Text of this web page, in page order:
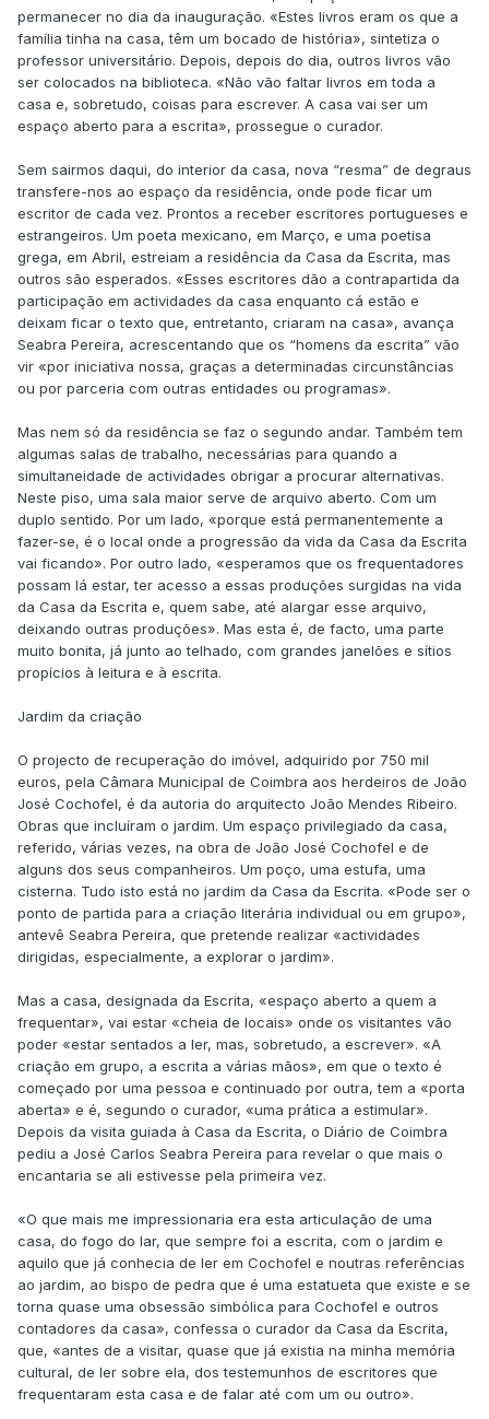
permanecer no dia da inauguração. «Estes livros eram os que a
família tinha na casa, têm um bocado de história», sintetiza o
professor universitário. Depois, depois do dia, outros livros vão
ser colocados na biblioteca. «Não vão faltar livros em toda a
casa e, sobretudo, coisas para escrever. A casa vai ser um
espaço aberto para a escrita», prossegue o curador.
Sem sairmos daqui, do interior da casa, nova “resma” de degraus
transfere-nos ao espaço da residência, onde pode ficar um
escritor de cada vez. Prontos a receber escritores portugueses e
estrangeiros. Um poeta mexicano, em Março, e uma poetisa
grega, em Abril, estreiam a residência da Casa da Escrita, mas
outros são esperados. «Esses escritores dão a contrapartida da
participação em actividades da casa enquanto cá estão e
deixam ficar o texto que, entretanto, criaram na casa», avança
Seabra Pereira, acrescentando que os “homens da escrita” vão
vir «por iniciativa nossa, graças a determinadas circunstâncias
ou por parceria com outras entidades ou programas».
Mas nem só da residência se faz o segundo andar. Também tem
algumas salas de trabalho, necessárias para quando a
simultaneidade de actividades obrigar a procurar alternativas.
Neste piso, uma sala maior serve de arquivo aberto. Com um
duplo sentido. Por um lado, «porque está permanentemente a
fazer-se, é o local onde a progressão da vida da Casa da Escrita
vai ficando». Por outro lado, «esperamos que os frequentadores
possam lá estar, ter acesso a essas produções surgidas na vida
da Casa da Escrita e, quem sabe, até alargar esse arquivo,
deixando outras produções». Mas esta é, de facto, uma parte
muito bonita, já junto ao telhado, com grandes janelões e sítios
propícios à leitura e à escrita.
Jardim da criação
O projecto de recuperação do imóvel, adquirido por 750 mil
euros, pela Câmara Municipal de Coimbra aos herdeiros de João
José Cochofel, é da autoria do arquitecto João Mendes Ribeiro.
Obras que incluíram o jardim. Um espaço privilegiado da casa,
referido, várias vezes, na obra de João José Cochofel e de
alguns dos seus companheiros. Um poço, uma estufa, uma
cisterna. Tudo isto está no jardim da Casa da Escrita. «Pode ser o
ponto de partida para a criação literária individual ou em grupo»,
antevê Seabra Pereira, que pretende realizar «actividades
dirigidas, especialmente, a explorar o jardim».
Mas a casa, designada da Escrita, «espaço aberto a quem a
frequentar», vai estar «cheia de locais» onde os visitantes vão
poder «estar sentados a ler, mas, sobretudo, a escrever». «A
criação em grupo, a escrita a várias mãos», em que o texto é
começado por uma pessoa e continuado por outra, tem a «porta
aberta» e é, segundo o curador, «uma prática a estimular».
Depois da visita guiada à Casa da Escrita, o Diário de Coimbra
pediu a José Carlos Seabra Pereira para revelar o que mais o
encantaria se ali estivesse pela primeira vez.
«O que mais me impressionaria era esta articulação de uma
casa, do fogo do lar, que sempre foi a escrita, com o jardim e
aquilo que já conhecia de ler em Cochofel e noutras referências
ao jardim, ao bispo de pedra que é uma estatueta que existe e se
torna quase uma obsessão simbólica para Cochofel e outros
contadores da casa», confessa o curador da Casa da Escrita,
que, «antes de a visitar, quase que já existia na minha memória
cultural, de ler sobre ela, dos testemunhos de escritores que
frequentaram esta casa e de falar até com um ou outro».